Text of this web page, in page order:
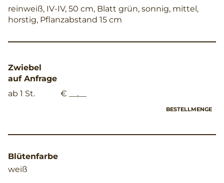
reinweiß, IV-IV, 50 cm, Blatt grün, sonnig, mittel,
horstig, Pflanzabstand 15 cm
Zwiebel
auf Anfrage
ab 1 St.
€ __,__
BESTELLMENGE
Blütenfarbe
weiß